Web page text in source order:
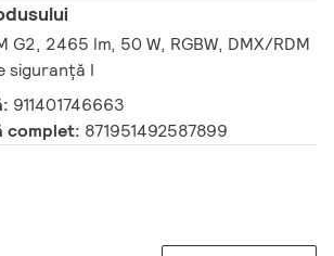
G2, 2465 lm, 50 W, RGBW, DMX/RDM
siguranță I
911401746663
complet: 871951492587899